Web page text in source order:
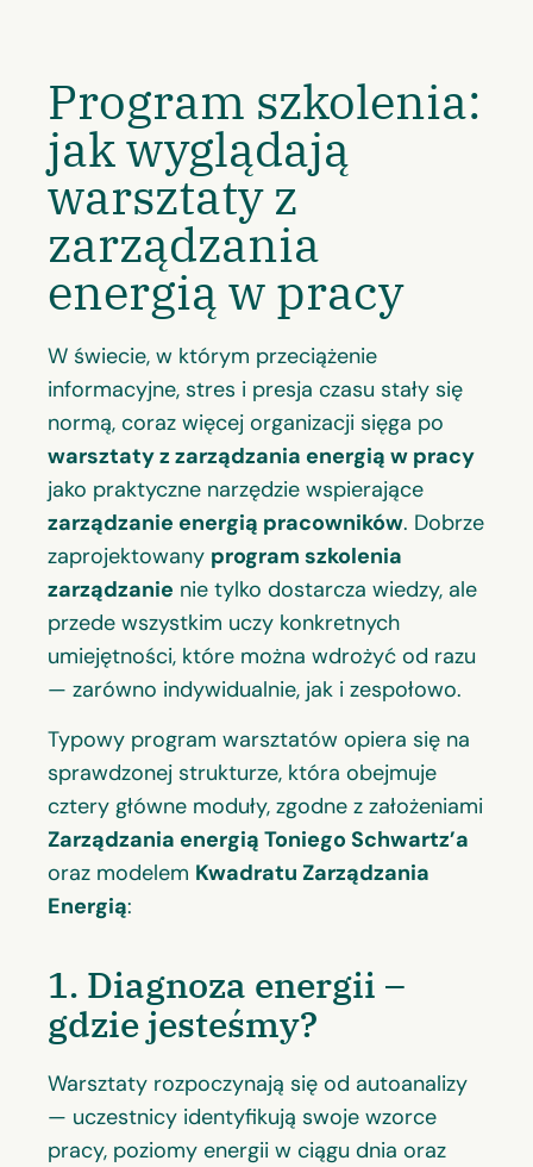
Program szkolenia:
jak wyglądają
warsztaty z
zarządzania
energią w pracy
W świecie, w którym przeciążenie
informacyjne, stres i presja czasu stały się
normą, coraz więcej organizacji sięga po
warsztaty z zarządzania energią w pracy
jako praktyczne narzędzie wspierające
zarządzanie energią pracowników. Dobrze
zaprojektowany program szkolenia
zarządzanie nie tylko dostarcza wiedzy, ale
przede wszystkim uczy konkretnych
umiejętności, które można wdrożyć od razu
— zarówno indywidualnie, jak i zespołowo.
Typowy program warsztatów opiera się na
sprawdzonej strukturze, która obejmuje
cztery główne moduły, zgodne z założeniami
Zarządzania energią Toniego Schwartz’a
oraz modelem Kwadratu Zarządzania
Energią:
1. Diagnoza energii –
gdzie jesteśmy?
Warsztaty rozpoczynają się od autoanalizy
— uczestnicy identyfikują swoje wzorce
pracy, poziomy energii w ciągu dnia oraz